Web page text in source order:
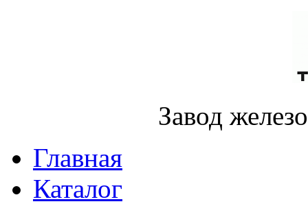
Завод
Главная
Каталог